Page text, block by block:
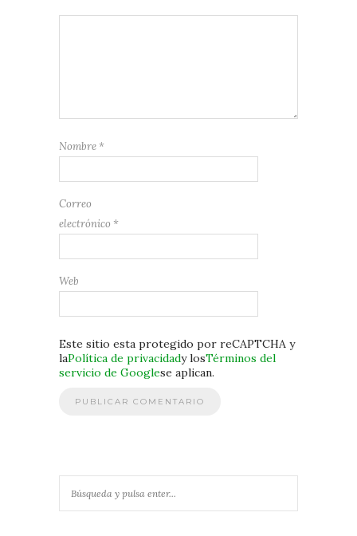
Nombre *
Correo
electrónico *
Web
Este sitio esta protegido por reCAPTCHA y
laPolítica de privacidady losTérminos del
servicio de Googlese aplican.